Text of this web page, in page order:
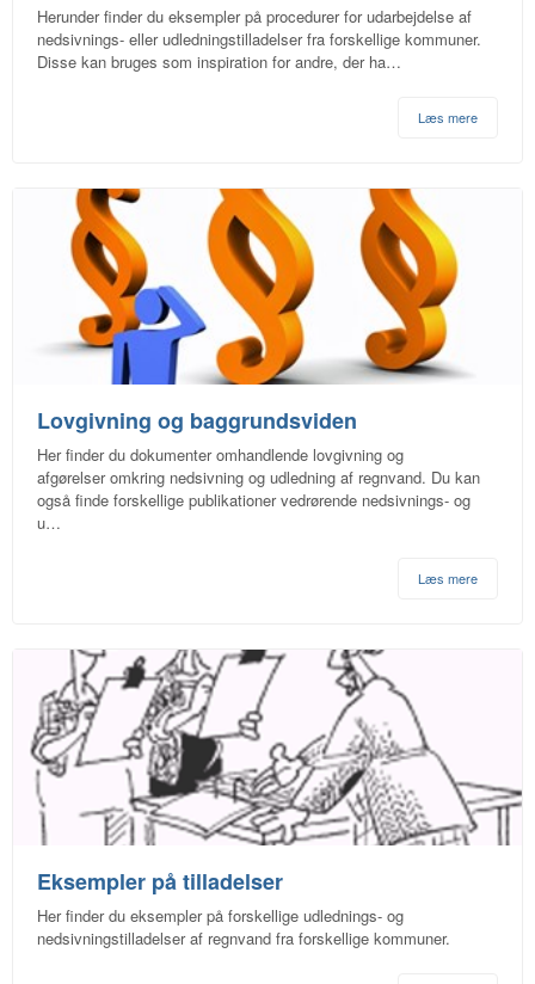
Herunder finder du eksempler på procedurer for udarbejdelse af
nedsivnings- eller udledningstilladelser fra forskellige kommuner.
Disse kan bruges som inspiration for andre, der ha…
Læs mere
Lovgivning og baggrundsviden
Her finder du dokumenter omhandlende lovgivning og
afgørelser omkring nedsivning og udledning af regnvand. Du kan
også finde forskellige publikationer vedrørende nedsivnings- og
u…
Læs mere
Eksempler på tilladelser
Her finder du eksempler på forskellige udlednings- og
nedsivningstilladelser af regnvand fra forskellige kommuner.